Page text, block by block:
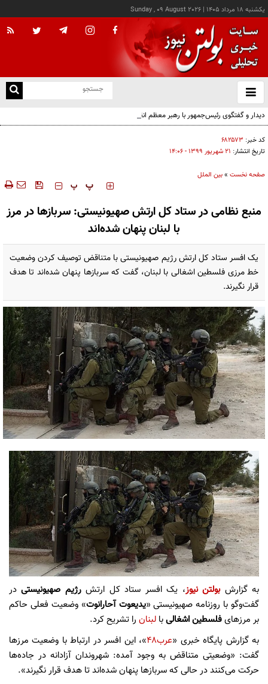
يکشنبه ۱۸ مرداد ۱۴۰۵ |
Sunday , 09 August 2026
باز
و
دیدار و گفتگوی رئیس‌جمهور با رهبر معظم انقلاب درباره مسائل اقتصادی و نظامی کشور
کد خبر: ۶۸۲۵۷۳
تاریخ انتشار: ۲۱ شهريور ۱۳۹۹ - ۱۴:۰۶
صفحه نخست »بین الملل
‍‍‍ پ پ
منبع نظامی در ستاد کل ارتش صهیونیستی: سربازها در مرز
با لبنان پنهان شده‌اند
یک افسر ستاد کل ارتش رژیم صهیونیستی با متناقض توصیف کردن وضعیت
خط مرزی فلسطین اشغالی با لبنان، گفت که سربازها پنهان شده‌اند تا هدف
قرار نگیرند.
به گزارشبولتن نیوز، یک افسر ستاد کل ارتشرژیم صهیونیستیدر
گفت‌و‌گو با روزنامه صهیونیستی «یدیعوت آحارانوت» وضعیت فعلی حاکم
بر مرزهایفلسطین اشغالیبا لبنان را تشریح کرد.
به گزارش پایگاه خبری «عرب۴۸
»، این افسر در ارتباط با وضعیت مرزها
گفت: «وضعیتی متناقض به وجود آمده: شهروندان آزادانه در جاده‌ها
حرکت می‌کنند در حالی که سربازها پنهان شده‌اند تا هدف قرار نگیرند».